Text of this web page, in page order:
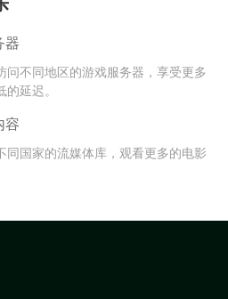
器
问不同地区的游戏服务器，享受更多
延迟。
容
同国家的流媒体库，观看更多的电影